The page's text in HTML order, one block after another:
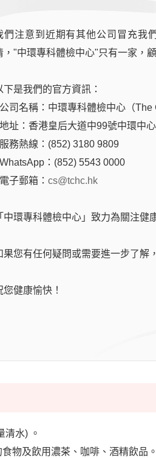
(GV)
Screening
) HPV DNA 33 types
異常，提供免費醫生諮詢服
清水) 。
物及飲用濃茶、咖啡、酒精飲品。
們注意到近期有其他公司冒充我
，"中環專科體檢中心"只有一家，
下是我們的官方資訊：
司名稱：中環專科體檢中心（The
址：香港皇后大道中99號中環中
務熱線：(852) 3180 9809
：(852) 5543 0000
子郵箱： cs@tchc.hk
中環專科體檢中心」致力為關注
果您有任何疑問或需要進一步了解
您健康愉快！